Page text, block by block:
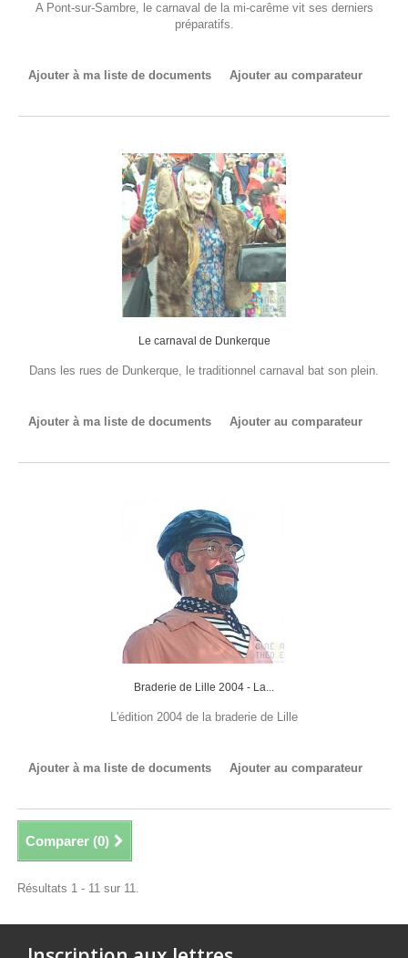
A Pont-sur-Sambre, le carnaval de la mi-carême vit ses derniers
préparatifs.
Ajouter à ma liste de documents Ajouter au comparateur
Le carnaval de Dunkerque
Dans les rues de Dunkerque, le traditionnel carnaval bat son plein.
Ajouter à ma liste de documents Ajouter au comparateur
Braderie de Lille 2004 - La...
L'édition 2004 de la braderie de Lille
Ajouter à ma liste de documents Ajouter au comparateur
Comparer (0)
Résultats 1 - 11 sur 11.